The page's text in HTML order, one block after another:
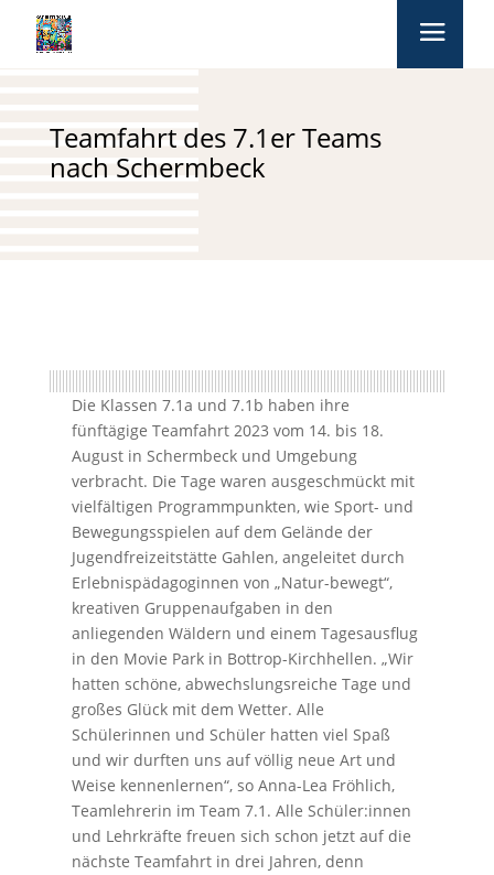
Teamfahrt des 7.1er Teams
nach Schermbeck
Die Klassen 7.1a und 7.1b haben ihre
fünftägige Teamfahrt 2023 vom 14. bis 18.
August in Schermbeck und Umgebung
verbracht. Die Tage waren ausgeschmückt mit
vielfältigen Programmpunkten, wie Sport- und
Bewegungsspielen auf dem Gelände der
Jugendfreizeitstätte Gahlen, angeleitet durch
Erlebnispädagoginnen von „Natur-bewegt“,
kreativen Gruppenaufgaben in den
anliegenden Wäldern und einem Tagesausflug
in den Movie Park in Bottrop-Kirchhellen. „Wir
hatten schöne, abwechslungsreiche Tage und
großes Glück mit dem Wetter. Alle
Schülerinnen und Schüler hatten viel Spaß
und wir durften uns auf völlig neue Art und
Weise kennenlernen“, so Anna-Lea Fröhlich,
Teamlehrerin im Team 7.1. Alle Schüler:innen
und Lehrkräfte freuen sich schon jetzt auf die
nächste Teamfahrt in drei Jahren, denn